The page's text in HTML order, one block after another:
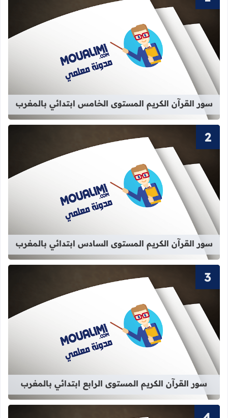
قراءة المزيد عن سور القرآن
سور القرآن الكريم المستوى الخامس ابتدائي بالمغرب
قراءة المزيد عن سور القرآن
سور القرآن الكريم المستوى السادس ابتدائي بالمغرب
قراءة المزيد عن سور القرآن الكريم
سور القرآن الكريم المستوى الرابع ابتدائي بالمغرب